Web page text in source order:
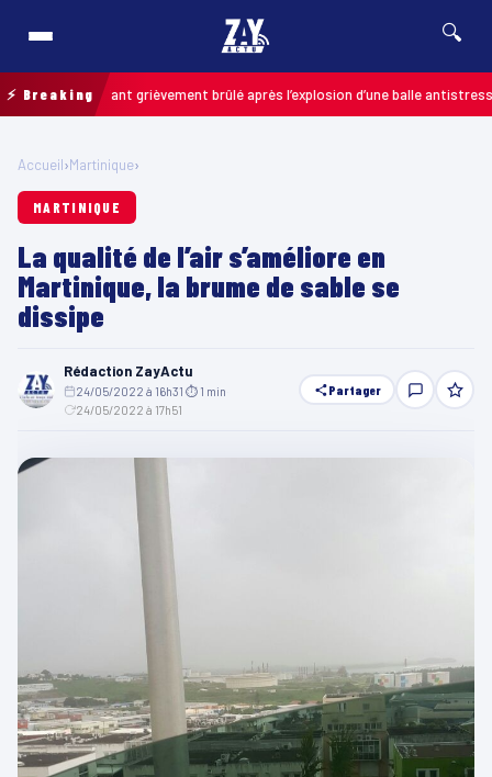
🔍
⚡ Breaking
: un enfant grièvement brûlé après l’explosion d’une balle antistress
Accueil›Martinique›
MARTINIQUE
La qualité de l’air s’améliore en
Martinique, la brume de sable se
dissipe
Rédaction ZayActu
24/05/2022 à 16h31 ⏱ 1 min
24/05/2022 à 17h51
Partager